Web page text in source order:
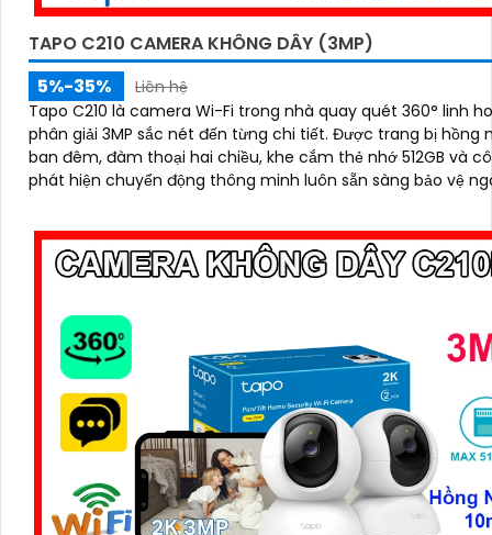
TAPO C210 CAMERA KHÔNG DÂY (3MP)
5%-35%
Liên hệ
Tapo C210 là camera Wi-Fi trong nhà quay quét 360° linh
phân giải 3MP sắc nét đến từng chi tiết. Được trang bị hồng ngoại
ban đêm, đàm thoại hai chiều, khe cắm thẻ nhớ 512GB và
phát hiện chuyển động thông minh luôn sẵn sàng bảo vệ